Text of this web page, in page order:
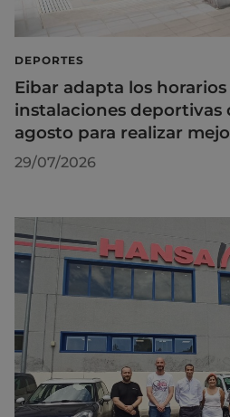
DEPORTES
Eibar adapta los horarios
instalaciones deportivas
agosto para realizar
29/07/2026